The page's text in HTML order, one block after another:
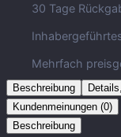
30 Tage
Mehrfach
Beschreibung
Kundenmeinungen (0)
Beschreibung